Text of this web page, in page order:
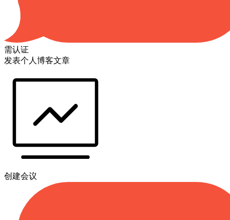
需认证
发表个人博客文章
创建会议